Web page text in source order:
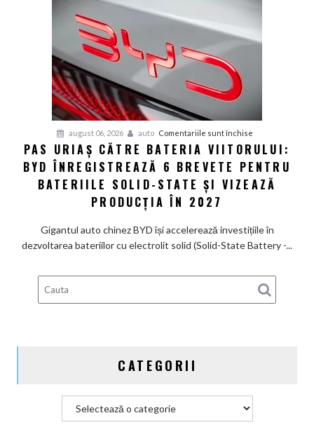
585
și
poartă
nume
august 06, 2026 auto Comentariile sunt închise
uriaș
către
BYD
pentru
bateriile
în
PAS URIAȘ CĂTRE BATERIA VIITORULUI:
BYD ÎNREGISTREAZĂ 6 BREVETE PENTRU
BATERIILE SOLID-STATE ȘI VIZEAZĂ
PRODUCȚIA ÎN 2027
Gigantul auto chinez BYD își accelerează investițiile în
dezvoltarea bateriilor cu electrolit solid (Solid-State Battery -...
CATEGORII